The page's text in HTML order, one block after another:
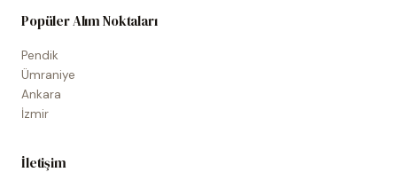
Popüler Alım Noktaları
Pendik
Ümraniye
Ankara
İzmir
İletişim